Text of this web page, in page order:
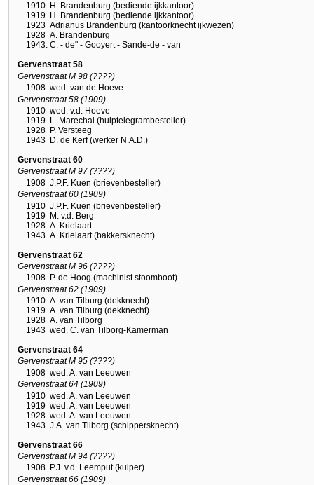
1910 H. Brandenburg (bediende ijkkantoor)
1919 H. Brandenburg (bediende ijkkantoor)
1923 Adrianus Brandenburg (kantoorknecht ijkwezen)
1928 A. Brandenburg
1943. C. - de" - Gooyert - Sande-de - van
Gervenstraat 58
Gervenstraat M 98 (????)
1908 wed. van de Hoeve
Gervenstraat 58 (1909)
1910 wed. v.d. Hoeve
1919 L. Marechal (hulptelegrambesteller)
1928 P. Versteeg
1943 D. de Kerf (werker N.A.D.)
Gervenstraat 60
Gervenstraat M 97 (????)
1908 J.P.F. Kuen (brievenbesteller)
Gervenstraat 60 (1909)
1910 J.P.F. Kuen (brievenbesteller)
1919 M. v.d. Berg
1928 A. Krielaart
1943 A. Krielaart (bakkersknecht)
Gervenstraat 62
Gervenstraat M 96 (????)
1908 P. de Hoog (machinist stoomboot)
Gervenstraat 62 (1909)
1910 A. van Tilburg (dekknecht)
1919 A. van Tilburg (dekknecht)
1928 A. van Tilborg
1943 wed. C. van Tilborg-Kamerman
Gervenstraat 64
Gervenstraat M 95 (????)
1908 wed. A. van Leeuwen
Gervenstraat 64 (1909)
1910 wed. A. van Leeuwen
1919 wed. A. van Leeuwen
1928 wed. A. van Leeuwen
1943 J.A. van Tilborg (schippersknecht)
Gervenstraat 66
Gervenstraat M 94 (????)
1908 P.J. v.d. Leemput (kuiper)
Gervenstraat 66 (1909)